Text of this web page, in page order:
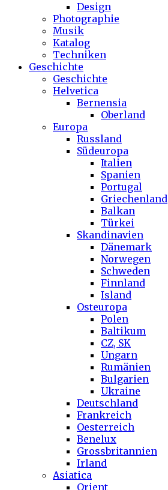
Design
Photographie
Musik
Katalog
Techniken
Geschichte
Geschichte
Helvetica
Bernensia
Oberland
Europa
Russland
Südeuropa
Italien
Spanien
Portugal
Griechenland
Balkan
Türkei
Skandinavien
Dänemark
Norwegen
Schweden
Finnland
Island
Osteuropa
Polen
Baltikum
CZ, SK
Ungarn
Rumänien
Bulgarien
Ukraine
Deutschland
Frankreich
Oesterreich
Benelux
Grossbritannien
Irland
Asiatica
Orient